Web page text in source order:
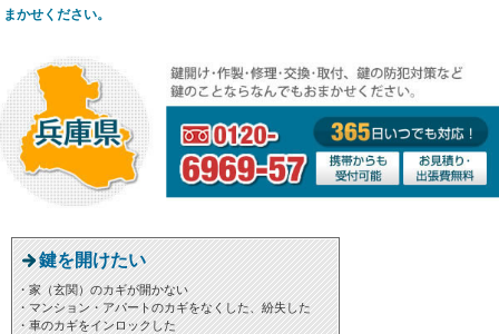
まかせください。
鍵を開けたい
・家（玄関）のカギが開かない
・マンション・アパートのカギをなくした、紛失した
・車のカギをインロックした